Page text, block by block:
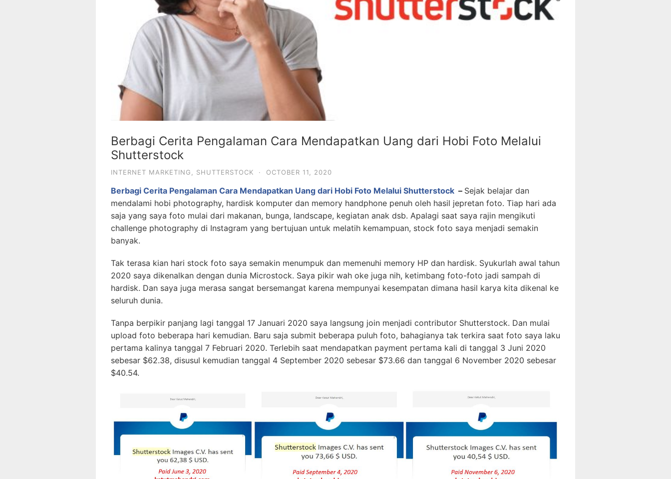
Berbagi Cerita Pengalaman Cara Mendapatkan Uang dari Hobi Foto Melalui
Shutterstock
INTERNET MARKETING, SHUTTERSTOCK · OCTOBER 11, 2020
Berbagi Cerita Pengalaman Cara Mendapatkan Uang dari Hobi Foto Melalui Shutterstock – Sejak belajar dan
mendalami hobi photography, hardisk komputer dan memory handphone penuh oleh hasil jepretan foto. Tiap hari ada
saja yang saya foto mulai dari makanan, bunga, landscape, kegiatan anak dsb. Apalagi saat saya rajin mengikuti
challenge photography di Instagram yang bertujuan untuk melatih kemampuan, stock foto saya menjadi semakin
banyak.
Tak terasa kian hari stock foto saya semakin menumpuk dan memenuhi memory HP dan hardisk. Syukurlah awal tahun
2020 saya dikenalkan dengan dunia Microstock. Saya pikir wah oke juga nih, ketimbang foto-foto jadi sampah di
hardisk. Dan saya juga merasa sangat bersemangat karena mempunyai kesempatan dimana hasil karya kita dikenal ke
seluruh dunia.
Tanpa berpikir panjang lagi tanggal 17 Januari 2020 saya langsung join menjadi contributor Shutterstock. Dan mulai
upload foto beberapa hari kemudian. Baru saja submit beberapa puluh foto, bahagianya tak terkira saat foto saya laku
pertama kalinya tanggal 7 Februari 2020. Terlebih saat mendapatkan payment pertama kali di tanggal 3 Juni 2020
sebesar $62.38, disusul kemudian tanggal 4 September 2020 sebesar $73.66 dan tanggal 6 November 2020 sebesar
$40.54.